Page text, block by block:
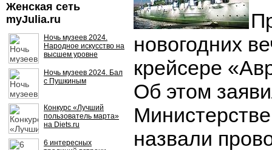
Женская сеть
myJulia.ru
Ночь музеев 2024.
Народное искусство на
высшем уровне
Ночь музеев 2024. Бал
с Пушкиным
Конкурс «Лучший
пользователь марта»
на Diets.ru
6 интересных
новогодних
крейсере
Об этом
назвали